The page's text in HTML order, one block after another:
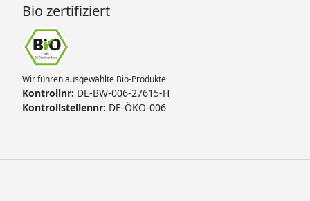
Bio zertifiziert
Wir führen ausgewählte Bio-Produkte
Kontrollnr: DE-BW-006-27615-H
Kontrollstellennr: DE-ÖKO-006